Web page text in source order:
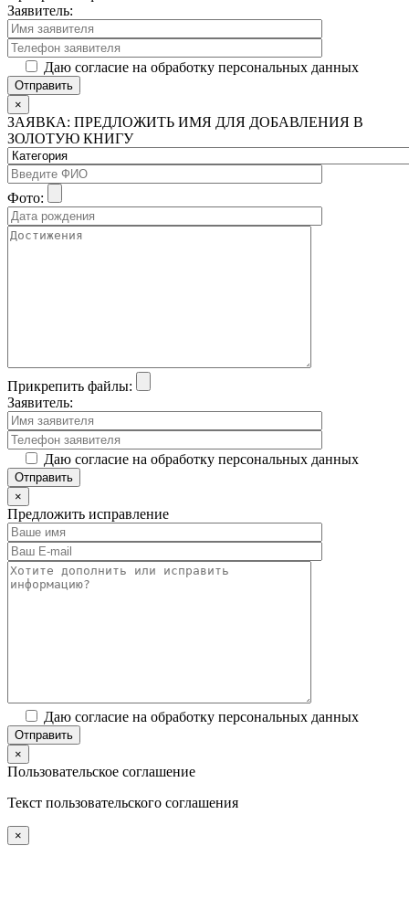
Заявитель:
Даю согласие на обработку персональных данных
×
ЗАЯВКА: ПРЕДЛОЖИТЬ ИМЯ ДЛЯ ДОБАВЛЕНИЯ В
ЗОЛОТУЮ КНИГУ
Фото:
Прикрепить файлы:
Заявитель:
Даю согласие на обработку персональных данных
×
Предложить исправление
Даю согласие на обработку персональных данных
×
Пользовательское соглашение
Текст пользовательского соглашения
×